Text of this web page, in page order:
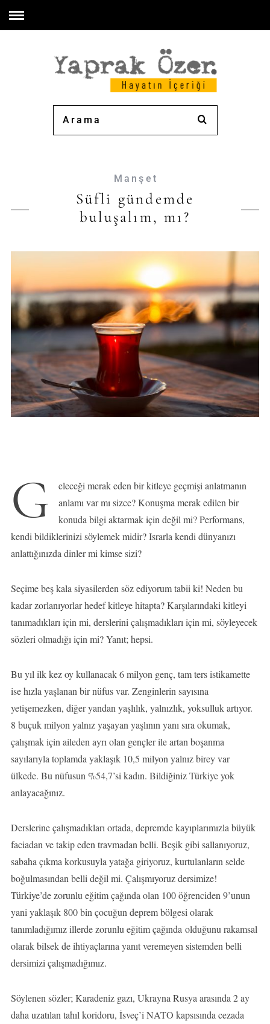
Manşet
Süfli gündemde
buluşalım, mı?
G
eleceği merak eden bir kitleye geçmişi anlatmanın
anlamı var mı sizce? Konuşma merak edilen bir
konuda bilgi aktarmak için değil mi? Performans,
kendi bildiklerinizi söylemek midir? Israrla kendi dünyanızı
anlattığınızda dinler mi kimse sizi?
Seçime beş kala siyasilerden söz ediyorum tabii ki! Neden bu
kadar zorlanıyorlar hedef kitleye hitapta? Karşılarındaki kitleyi
tanımadıkları için mi, derslerini çalışmadıkları için mi, söyleyecek
sözleri olmadığı için mi? Yanıt; hepsi.
Bu yıl ilk kez oy kullanacak 6 milyon genç, tam ters istikamette
ise hızla yaşlanan bir nüfus var. Zenginlerin sayısına
yetişemezken, diğer yandan yaşlılık, yalnızlık, yoksulluk artıyor.
8 buçuk milyon yalnız yaşayan yaşlının yanı sıra okumak,
çalışmak için aileden ayrı olan gençler ile artan boşanma
sayılarıyla toplamda yaklaşık 10,5 milyon yalnız birey var
ülkede. Bu nüfusun %54,7’si kadın. Bildiğiniz Türkiye yok
anlayacağınız.
Derslerine çalışmadıkları ortada, depremde kayıplarımızla büyük
faciadan ve takip eden travmadan belli. Beşik gibi sallanıyoruz,
sabaha çıkma korkusuyla yatağa giriyoruz, kurtulanların selde
boğulmasından belli değil mi. Çalışmıyoruz dersimize!
Türkiye’de zorunlu eğitim çağında olan 100 öğrenciden 9’unun
yani yaklaşık 800 bin çocuğun deprem bölgesi olarak
tanımladığımız illerde zorunlu eğitim çağında olduğunu rakamsal
olarak bilsek de ihtiyaçlarına yanıt veremeyen sistemden belli
dersimizi çalışmadığımız.
Söylenen sözler; Karadeniz gazı, Ukrayna Rusya arasında 2 ay
daha uzatılan tahıl koridoru, İsveç’i NATO kapsısında cezada